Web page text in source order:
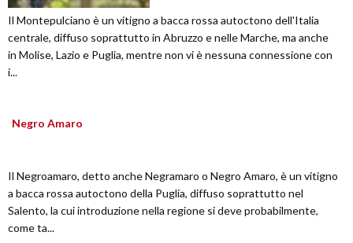
Il Montepulciano è un vitigno a bacca rossa autoctono dell'Italia
centrale, diffuso soprattutto in Abruzzo e nelle Marche, ma anche
in Molise, Lazio e Puglia, mentre non vi è nessuna connessione con
i...
Negro Amaro
Il Negroamaro, detto anche Negramaro o Negro Amaro, è un vitigno
a bacca rossa autoctono della Puglia, diffuso soprattutto nel
Salento, la cui introduzione nella regione si deve probabilmente,
come ta...